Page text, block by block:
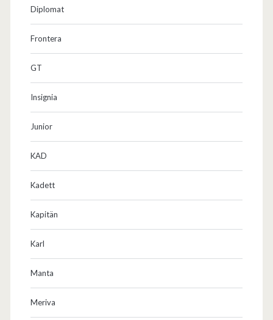
Diplomat
Frontera
GT
Insignia
Junior
KAD
Kadett
Kapitän
Karl
Manta
Meriva